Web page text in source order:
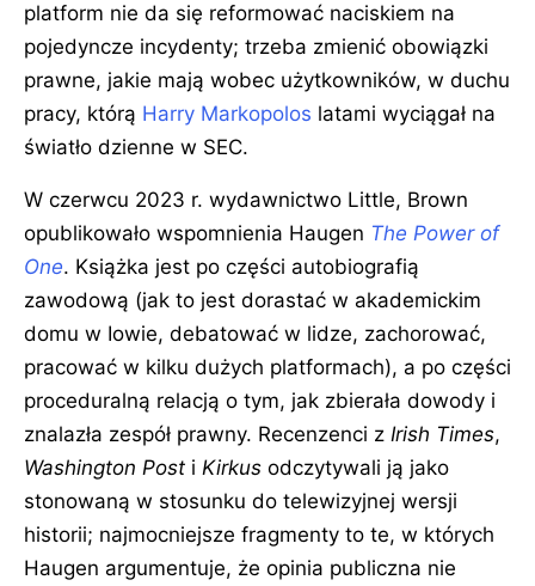
platform nie da się reformować naciskiem na
pojedyncze incydenty; trzeba zmienić obowiązki
prawne, jakie mają wobec użytkowników, w duchu
pracy, którą Harry Markopolos latami wyciągał na
światło dzienne w SEC.
W czerwcu 2023 r. wydawnictwo Little, Brown
opublikowało wspomnienia Haugen The Power of
One. Książka jest po części autobiografią
zawodową (jak to jest dorastać w akademickim
domu w Iowie, debatować w lidze, zachorować,
pracować w kilku dużych platformach), a po części
proceduralną relacją o tym, jak zbierała dowody i
znalazła zespół prawny. Recenzenci z Irish Times,
Washington Post i Kirkus odczytywali ją jako
stonowaną w stosunku do telewizyjnej wersji
historii; najmocniejsze fragmenty to te, w których
Haugen argumentuje, że opinia publiczna nie